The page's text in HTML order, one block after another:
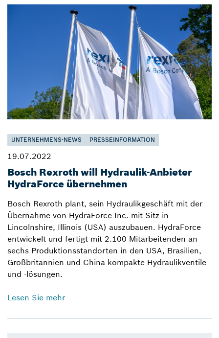
UNTERNEHMENS-NEWS PRESSEINFORMATION
19.07.2022
Bosch Rexroth will Hydraulik-Anbieter
HydraForce übernehmen
Bosch Rexroth plant, sein Hydraulikgeschäft mit der
Übernahme von HydraForce Inc. mit Sitz in
Lincolnshire, Illinois (USA) auszubauen. HydraForce
entwickelt und fertigt mit 2.100 Mitarbeitenden an
sechs Produktionsstandorten in den USA, Brasilien,
Großbritannien und China kompakte Hydraulikventile
und -lösungen.
Lesen Sie mehr